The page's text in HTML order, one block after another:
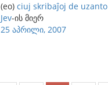
(eo) ciuj skribaĵoj de uzanto
Jev-ის მიერ
25 აპრილი, 2007